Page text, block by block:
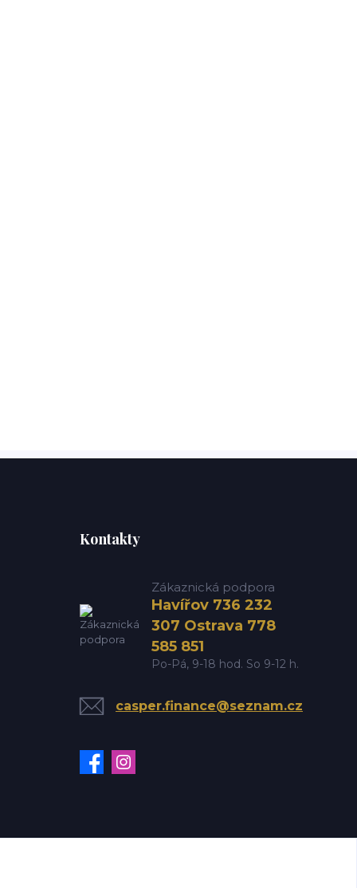
Kontakty
Zákaznická podpora
Havířov 736 232
307 Ostrava 778
585 851
Po-Pá, 9-18 hod. So 9-12 h.
casper.finance@seznam.cz